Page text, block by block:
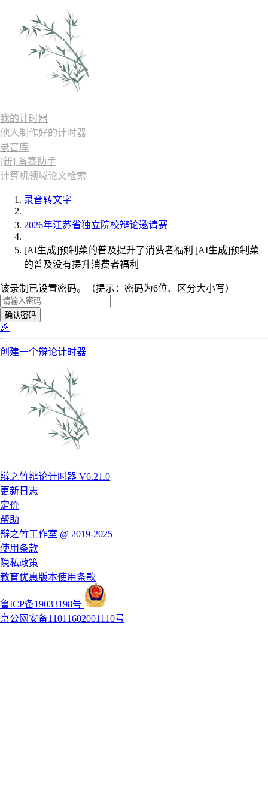
我的计时器
他人制作好的计时器
录音库
[新] 备赛助手
计算机领域论文检索
录音转文字
2026年江苏省独立院校辩论邀请赛
[AI生成]预制菜的普及提升了消费者福利|[AI生成]预制菜
的普及没有提升消费者福利
该录制已设置密码。（提示：密码为6位、区分大小写）
确认密码
🎉
创建一个辩论计时器
辩之竹辩论计时器 V6.21.0
更新日志
定价
帮助
辩之竹工作室 @ 2019-2025
使用条款
隐私政策
教育优惠版本使用条款
鲁ICP备19033198号
京公网安备11011602001110号